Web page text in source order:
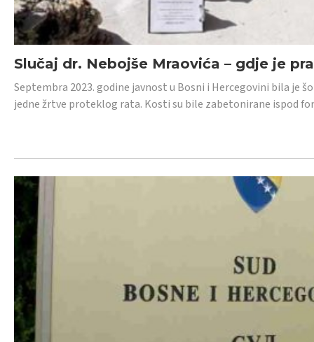
Slučaj dr. Nebojše Mraovića – gdje je
Septembra 2023. godine javnost u Bosni i Hercegovini bila je
jedne žrtve proteklog rata. Kosti su bile zabetonirane ispod